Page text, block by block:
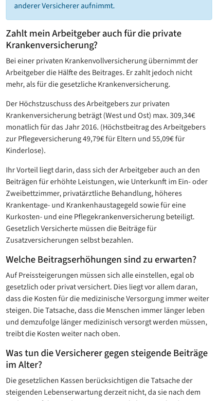
anderer Versicherer aufnimmt.
Zahlt mein Arbeitgeber auch für die private
Krankenversicherung?
Bei einer privaten Krankenvollversicherung übernimmt der
Arbeitgeber die Hälfte des Beitrages. Er zahlt jedoch nicht
mehr, als für die gesetzliche Krankenversicherung.
Der Höchstzuschuss des Arbeitgebers zur privaten
Krankenversicherung beträgt (West und Ost) max. 309,34€
monatlich für das Jahr 2016. (Höchstbeitrag des Arbeitgebers
zur Pflegeversicherung 49,79€ für Eltern und 55,09€ für
Kinderlose).
Ihr Vorteil liegt darin, dass sich der Arbeitgeber auch an den
Beiträgen für erhöhte Leistungen, wie Unterkunft im Ein- oder
Zweibettzimmer, privatärztliche Behandlung, höheres
Krankentage- und Krankenhaustagegeld sowie für eine
Kurkosten- und eine Pflegekrankenversicherung beteiligt.
Gesetzlich Versicherte müssen die Beiträge für
Zusatzversicherungen selbst bezahlen.
Welche Beitragserhöhungen sind zu erwarten?
Auf Preissteigerungen müssen sich alle einstellen, egal ob
gesetzlich oder privat versichert. Dies liegt vor allem daran,
dass die Kosten für die medizinische Versorgung immer weiter
steigen. Die Tatsache, dass die Menschen immer länger leben
und demzufolge länger medizinisch versorgt werden müssen,
treibt die Kosten weiter nach oben.
Was tun die Versicherer gegen steigende Beiträge
im Alter?
Die gesetzlichen Kassen berücksichtigen die Tatsache der
steigenden Lebenserwartung derzeit nicht, da sie nach dem